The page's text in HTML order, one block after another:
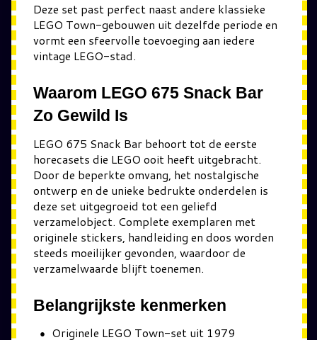
Deze set past perfect naast andere klassieke
LEGO Town-gebouwen uit dezelfde periode en
vormt een sfeervolle toevoeging aan iedere
vintage LEGO-stad.
Waarom LEGO 675 Snack Bar
Zo Gewild Is
LEGO 675 Snack Bar behoort tot de eerste
horecasets die LEGO ooit heeft uitgebracht.
Door de beperkte omvang, het nostalgische
ontwerp en de unieke bedrukte onderdelen is
deze set uitgegroeid tot een geliefd
verzamelobject. Complete exemplaren met
originele stickers, handleiding en doos worden
steeds moeilijker gevonden, waardoor de
verzamelwaarde blijft toenemen.
Belangrijkste kenmerken
Originele LEGO Town-set uit 1979